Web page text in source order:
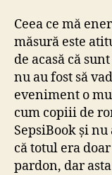
Ceea ce mă
măsură este
de acasă că
nu au fost să
eveniment o
cum copiii de
SepsiBook și
că totul era
pardon, dar